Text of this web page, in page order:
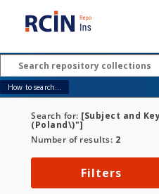
How to search...
Search for: [Subject and
(Poland\)"]
Number of results: 2
Filters